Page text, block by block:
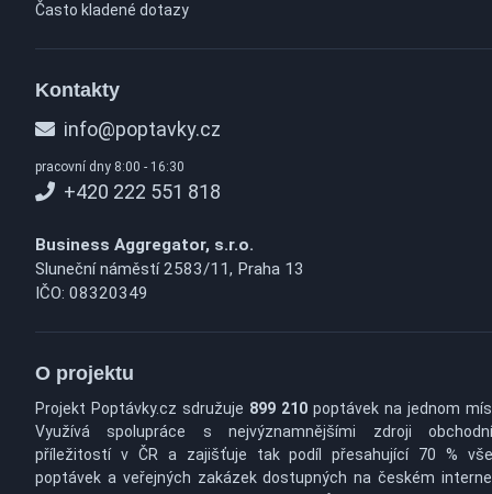
Často kladené dotazy
Kontakty
info@poptavky.cz
pracovní dny 8:00 - 16:30
+420 222 551 818
Business Aggregator, s.r.o.
Sluneční náměstí 2583/11, Praha 13
IČO: 08320349
O projektu
Projekt Poptávky.cz sdružuje 899 210 poptávek na jednom
Využívá spolupráce s nejvýznamnějšími zdroji
příležitostí v ČR a zajišťuje tak podíl přesahující 70 %
poptávek a veřejných zakázek dostupných na českém